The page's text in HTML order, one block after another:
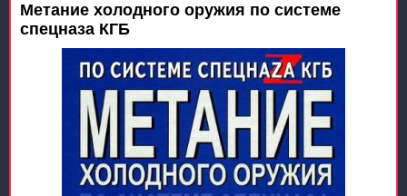
Метание холодного оружия по системе
спецназа КГБ